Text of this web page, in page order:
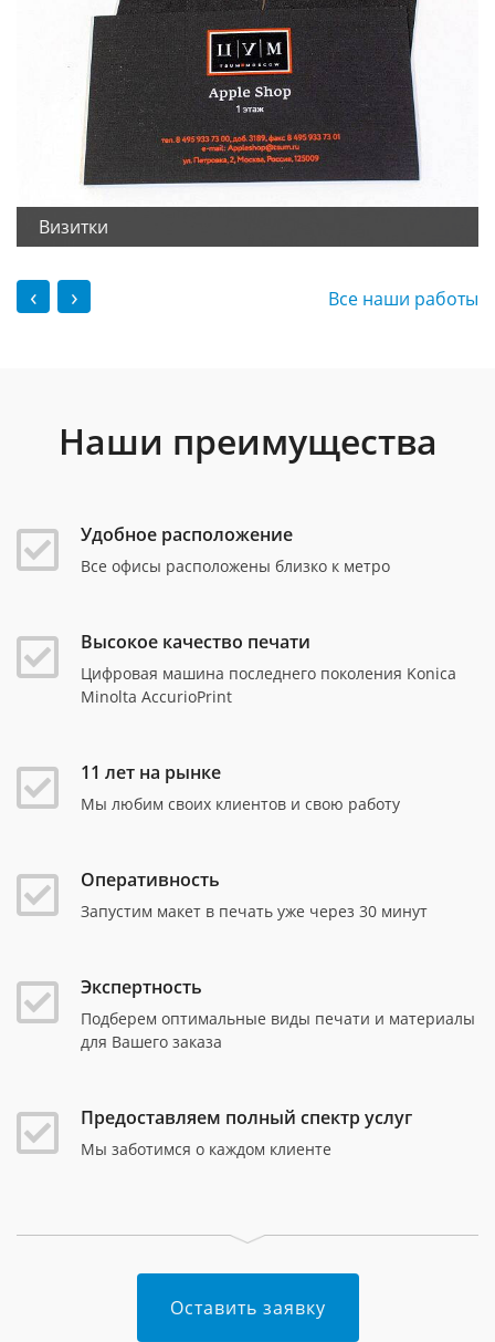
Визитки
‹ › Все наши работы
Наши преимущества
Удобное расположение
Все офисы расположены близко к метро
Высокое качество печати
Цифровая машина последнего поколения Konica
Minolta AccurioPrint
11 лет на рынке
Мы любим своих клиентов и свою работу
Оперативность
Запустим макет в печать уже через 30 минут
Экспертность
Подберем оптимальные виды печати и материалы
для Вашего заказа
Предоставляем полный спектр услуг
Мы заботимся о каждом клиенте
Оставить заявку